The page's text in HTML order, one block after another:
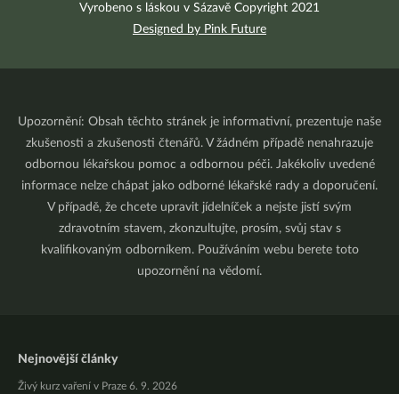
Vyrobeno s láskou v Sázavě Copyright 2021
Designed by Pink Future
Upozornění: Obsah těchto stránek je informativní, prezentuje naše
zkušenosti a zkušenosti čtenářů. V žádném případě nenahrazuje
odbornou lékařskou pomoc a odbornou péči. Jakékoliv uvedené
informace nelze chápat jako odborné lékařské rady a doporučení.
V případě, že chcete upravit jídelníček a nejste jistí svým
zdravotním stavem, zkonzultujte, prosím, svůj stav s
kvalifikovaným odborníkem. Používáním webu berete toto
upozornění na vědomí.
Nejnovější články
Živý kurz vaření v Praze 6. 9. 2026